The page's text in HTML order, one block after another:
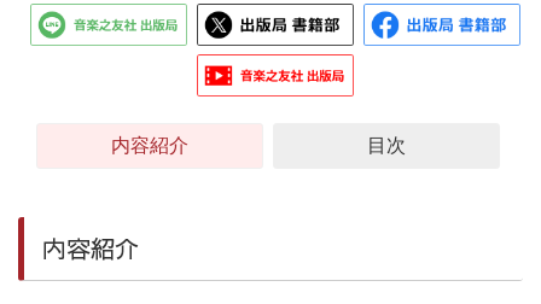
内容紹介 目次
内容紹介